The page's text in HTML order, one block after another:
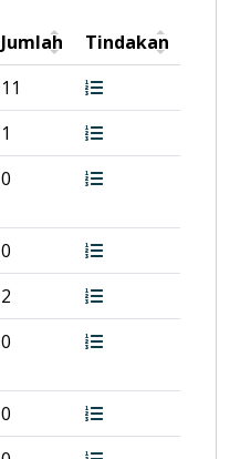
Jumlah
Tindakan
11
1
0
0
2
0
0